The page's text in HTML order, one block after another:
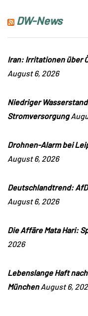
DW-News
Iran: Irritationen über
August 6, 2026
Niedriger
Stromversorgung
Drohnen-Alarm bei
August 6, 2026
Deutschlandtrend:
August 6, 2026
Die Affäre Mata Hari:
2026
Lebenslange Haft
München August 6,